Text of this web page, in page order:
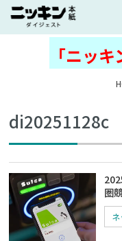
「ニッ
di20251128c
圏